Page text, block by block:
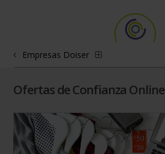
Empresas Doiser
Ofertas de Confianza Online